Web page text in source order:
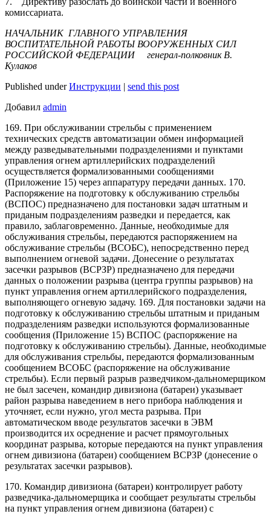
комиссариата.
НАЧАЛЬНИК ГЛАВНОГО УПРАВЛЕНИЯ
ВОСПИТАТЕЛЬНОЙ РАБОТЫ ВООРУЖЕННЫХ СИЛ
РОССИЙСКОЙ ФЕДЕРАЦИИ генерал-полковник В.
Кулаков
Published underИнструкции | send this post
Добавил admin
169. При обслуживании стрельбы с применением
технических средств автоматизации обмен информацией
между разведывательными подразделениями и пунктами
управления огнем артиллерийских подразделений
осуществляется формализованными сообщениями
(Приложение 15) через аппаратуру передачи данных. 170.
Распоряжение на подготовку к обслуживанию стрельбы
(ВСПОС) предназначено для постановки задач штатным и
приданым подразделениям разведки и передается, как
правило, заблаговременно. Данные, необходимые для
обслуживания стрельбы, передаются распоряжением на
обслуживание стрельбы (ВСОБС), непосредственно перед
выполнением огневой задачи. Донесение о результатах
засечки разрывов (ВСРЗР) предназначено для передачи
данных о положении разрыва (центра группы разрывов) на
пункт управления огнем артиллерийского подразделения,
выполняющего огневую задачу. 169. Для постановки задачи на
подготовку к обслуживанию стрельбы штатным и приданым
подразделениям разведки используются формализованные
сообщения (Приложение 15) ВСПОС (распоряжение на
подготовку к обслуживанию стрельбы). Данные, необходимые
для обслуживания стрельбы, передаются формализованным
сообщением ВСОБС (распоряжение на обслуживание
стрельбы). Если первый разрыв разведчиком-дальномерщиком
не был засечен, командир дивизиона (батареи) указывает
район разрыва наведением в него прибора наблюдения и
уточняет, если нужно, угол места разрыва. При
автоматическом вводе результатов засечки в ЭВМ
производится их осреднение и расчет прямоугольных
координат разрыва, которые передаются на пункт управления
огнем дивизиона (батареи) сообщением ВСРЗР (донесение о
результатах засечки разрывов).
170. Командир дивизиона (батареи) контролирует работу
разведчика-дальномерщика и сообщает результаты стрельбы
на пункт управления огнем дивизиона (батареи) с